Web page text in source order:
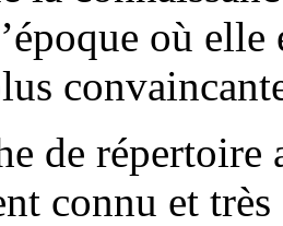
où elle
de répertoire
connu et très